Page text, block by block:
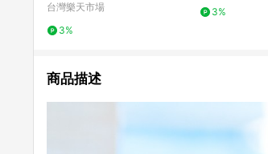
台灣樂天市場
3%
3%
商品描述